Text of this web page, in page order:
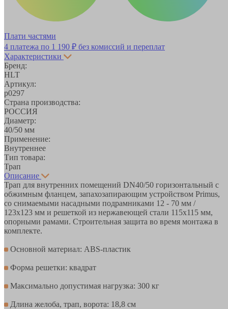
Плати частями
4 платежа по 1 190 ₽ без комиссий и переплат
Характеристики
Бренд:
HLT
Артикул:
р0297
Страна производства:
РОССИЯ
Диаметр:
40/50 мм
Применение:
Внутреннее
Тип товара:
Трап
Описание
Трап для внутренних помещений DN40/50 горизонтальный с
обжимным фланцем, запахозапирающим устройством Primus,
со снимаемыми насадными подрамниками 12 - 70 мм /
123х123 мм и решеткой из нержавеющей стали 115х115 мм,
опорными рамами. Строительная защита во время монтажа в
комплекте.
Основной материал: ABS-пластик
Форма решетки: квадрат
Максимально допустимая нагрузка: 300 кг
Длина желоба, трап, ворота: 18,8 см